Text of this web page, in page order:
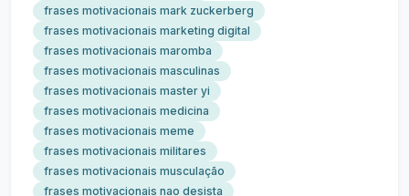
frases motivacionais mark zuckerberg
frases motivacionais marketing digital
frases motivacionais maromba
frases motivacionais masculinas
frases motivacionais master yi
frases motivacionais medicina
frases motivacionais meme
frases motivacionais militares
frases motivacionais musculação
frases motivacionais nao desista